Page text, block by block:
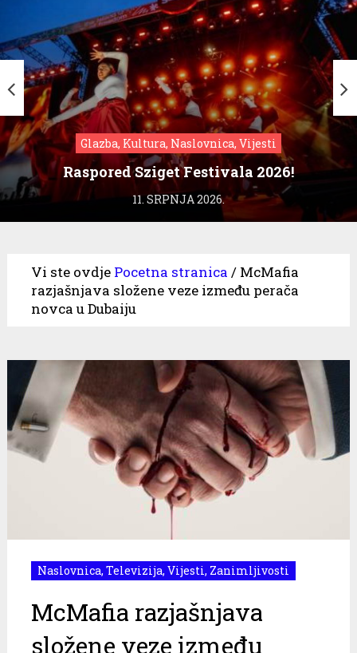
Glazba, Kultura, Naslovnica, Vijesti
Raspored Sziget Festivala 2026!
11. SRPNJA 2026.
Vi ste ovdje Pocetna stranica / McMafia
razjašnjava složene veze između perača
novca u Dubaiju
Naslovnica, Televizija, Vijesti, Zanimljivosti
McMafia razjašnjava
složene veze između